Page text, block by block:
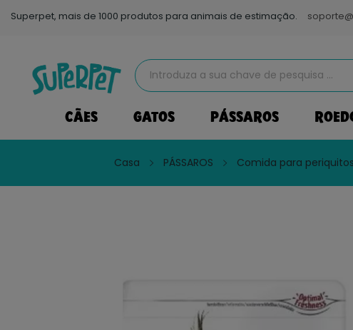
Superpet, mais de 1000 produtos para animais de estimação.
CÃES GATOS PÁSSAROS
Casa PÁSSAROS Comida para